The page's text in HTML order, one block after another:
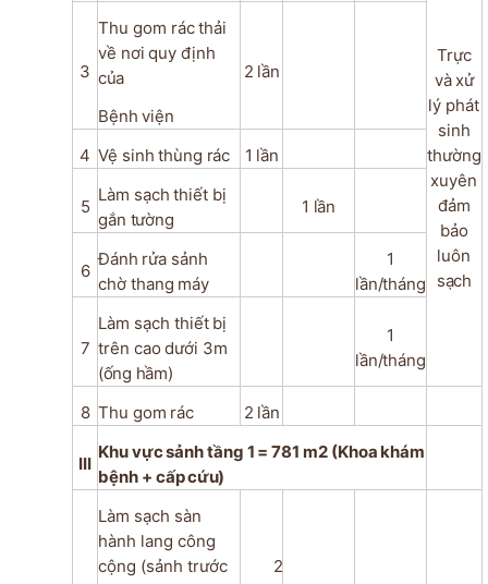
Trực
và xử
lý phát
sinh
thường
xuyên
đảm
bảo
luôn
sạch
3
Thu gom rácthải
về nơi quy định
của
Bệnh viện
2 lần
4 Vệ sinh thùng rác 1 lần
5
Làm sạch thiết bị
gắn tường
1 lần
6
Đánh rửa sảnh
chờ thang máy
1
lần/tháng
7
Làm sạch thiết bị
trên cao dưới 3m
(ống hầm)
1
lần/tháng
8 Thu gom rác 2 lần
III
Khuvựcsảnhtầng 1 = 781 m2 (Khoa khám
bệnh + cấpcứu)
Làm sạch sàn
hành lang công
cộng (sảnh trước
2